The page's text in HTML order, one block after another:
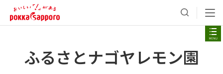
ふるさとナゴヤレモン園